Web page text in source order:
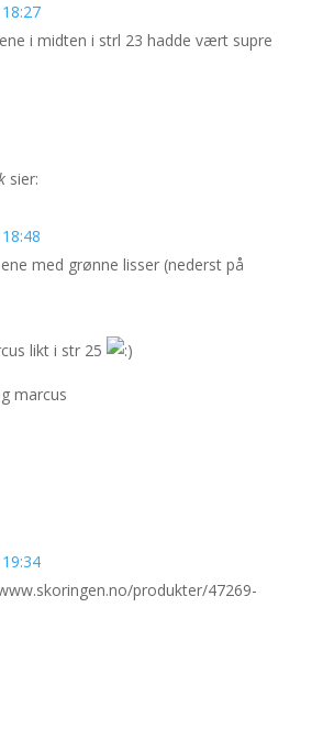
i midten i strl 23 hadde vært supre
sier:
med grønne lisser (nederst på
likt i str 25
marcus
produkter/47269-